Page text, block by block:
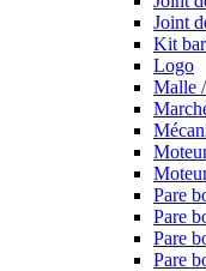
Joint
Kit
Logo
Malle
Pare
Pare
Pare
Pare